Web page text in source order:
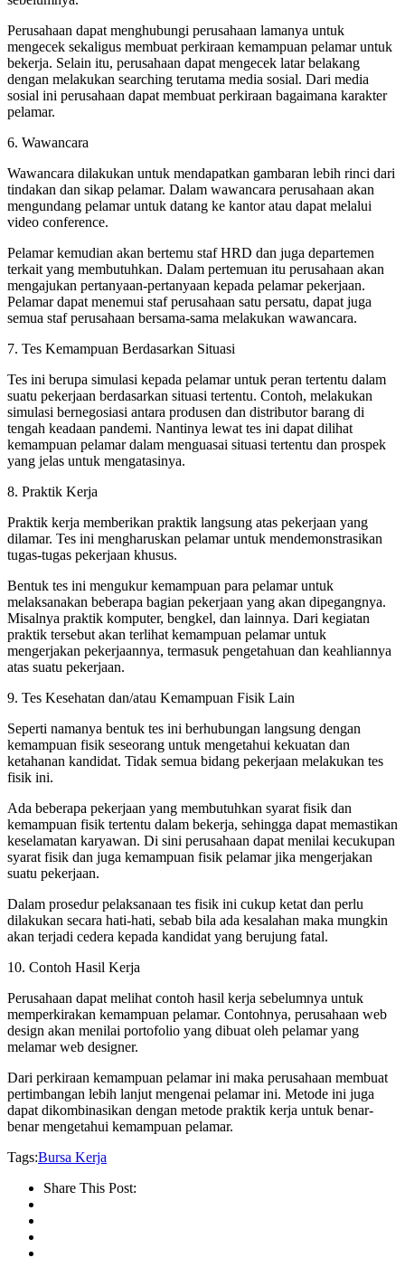
Perusahaan dapat menghubungi perusahaan lamanya untuk
mengecek sekaligus membuat perkiraan kemampuan pelamar untuk
bekerja. Selain itu, perusahaan dapat mengecek latar belakang
dengan melakukan searching terutama media sosial. Dari media
sosial ini perusahaan dapat membuat perkiraan bagaimana karakter
pelamar.
6. Wawancara
Wawancara dilakukan untuk mendapatkan gambaran lebih rinci dari
tindakan dan sikap pelamar. Dalam wawancara perusahaan akan
mengundang pelamar untuk datang ke kantor atau dapat melalui
video conference.
Pelamar kemudian akan bertemu staf HRD dan juga departemen
terkait yang membutuhkan. Dalam pertemuan itu perusahaan akan
mengajukan pertanyaan-pertanyaan kepada pelamar pekerjaan.
Pelamar dapat menemui staf perusahaan satu persatu, dapat juga
semua staf perusahaan bersama-sama melakukan wawancara.
7. Tes Kemampuan Berdasarkan Situasi
Tes ini berupa simulasi kepada pelamar untuk peran tertentu dalam
suatu pekerjaan berdasarkan situasi tertentu. Contoh, melakukan
simulasi bernegosiasi antara produsen dan distributor barang di
tengah keadaan pandemi. Nantinya lewat tes ini dapat dilihat
kemampuan pelamar dalam menguasai situasi tertentu dan prospek
yang jelas untuk mengatasinya.
8. Praktik Kerja
Praktik kerja memberikan praktik langsung atas pekerjaan yang
dilamar. Tes ini mengharuskan pelamar untuk mendemonstrasikan
tugas-tugas pekerjaan khusus.
Bentuk tes ini mengukur kemampuan para pelamar untuk
melaksanakan beberapa bagian pekerjaan yang akan dipegangnya.
Misalnya praktik komputer, bengkel, dan lainnya. Dari kegiatan
praktik tersebut akan terlihat kemampuan pelamar untuk
mengerjakan pekerjaannya, termasuk pengetahuan dan keahliannya
atas suatu pekerjaan.
9. Tes Kesehatan dan/atau Kemampuan Fisik Lain
Seperti namanya bentuk tes ini berhubungan langsung dengan
kemampuan fisik seseorang untuk mengetahui kekuatan dan
ketahanan kandidat. Tidak semua bidang pekerjaan melakukan tes
fisik ini.
Ada beberapa pekerjaan yang membutuhkan syarat fisik dan
kemampuan fisik tertentu dalam bekerja, sehingga dapat memastikan
keselamatan karyawan. Di sini perusahaan dapat menilai kecukupan
syarat fisik dan juga kemampuan fisik pelamar jika mengerjakan
suatu pekerjaan.
Dalam prosedur pelaksanaan tes fisik ini cukup ketat dan perlu
dilakukan secara hati-hati, sebab bila ada kesalahan maka mungkin
akan terjadi cedera kepada kandidat yang berujung fatal.
10. Contoh Hasil Kerja
Perusahaan dapat melihat contoh hasil kerja sebelumnya untuk
memperkirakan kemampuan pelamar. Contohnya, perusahaan web
design akan menilai portofolio yang dibuat oleh pelamar yang
melamar web designer.
Dari perkiraan kemampuan pelamar ini maka perusahaan membuat
pertimbangan lebih lanjut mengenai pelamar ini. Metode ini juga
dapat dikombinasikan dengan metode praktik kerja untuk benar-
benar mengetahui kemampuan pelamar.
Tags:Bursa Kerja
Share This Post: